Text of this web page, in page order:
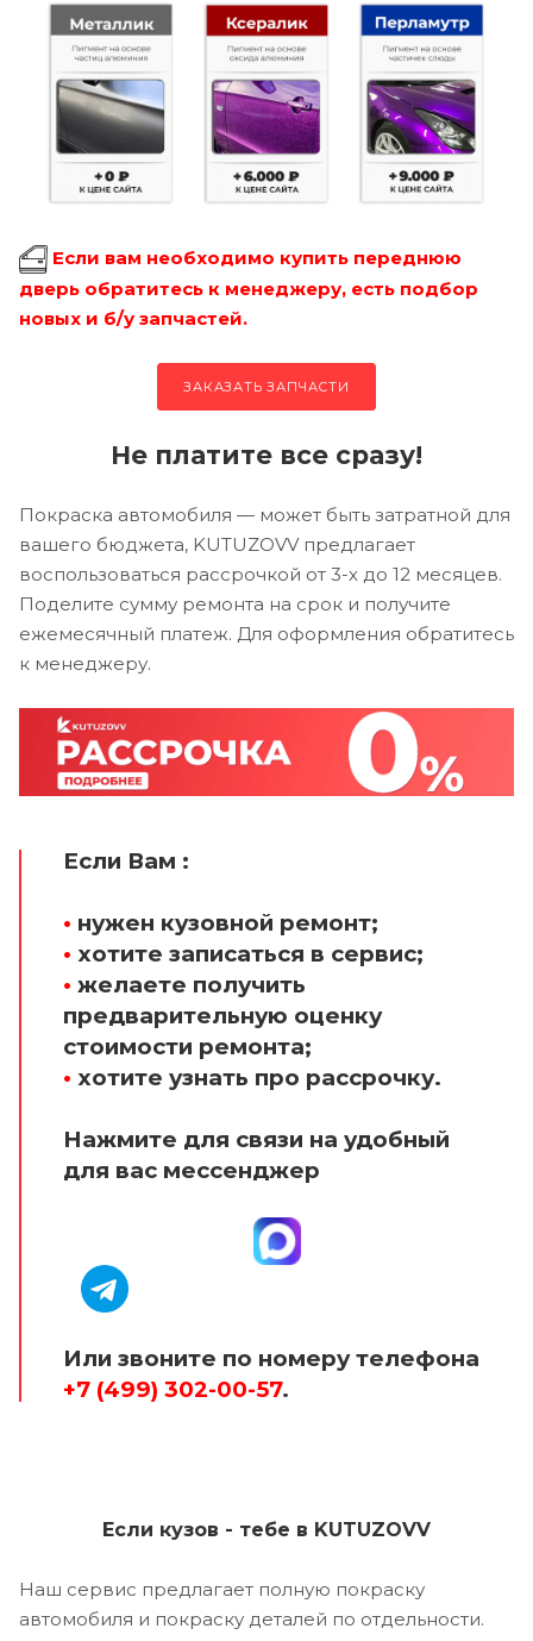
Если вам необходимо купить переднюю
дверь обратитесь к менеджеру, есть подбор
новых и б/у запчастей.
ЗАКАЗАТЬ ЗАПЧАСТИ
Не платите все сразу!
Покраска автомобиля — может быть затратной для
вашего бюджета, KUTUZOVV предлагает
воспользоваться рассрочкой от 3-х до 12 месяцев.
Поделите сумму ремонта на срок и получите
ежемесячный платеж. Для оформления обратитесь
к менеджеру.
Если Вам :
• нужен кузовной ремонт;
• хотите записаться в сервис;
• желаете получить
предварительную оценку
стоимости ремонта;
• хотите узнать про рассрочку.
Нажмите для связи на удобный
для вас мессенджер
Или звоните по номеру телефона
+7 (499) 302-00-57.
Если кузов - тебе в KUTUZOVV
Наш сервис предлагает полную покраску
автомобиля и покраску деталей по отдельности.